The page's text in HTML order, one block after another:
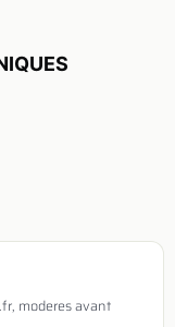
moderes avant